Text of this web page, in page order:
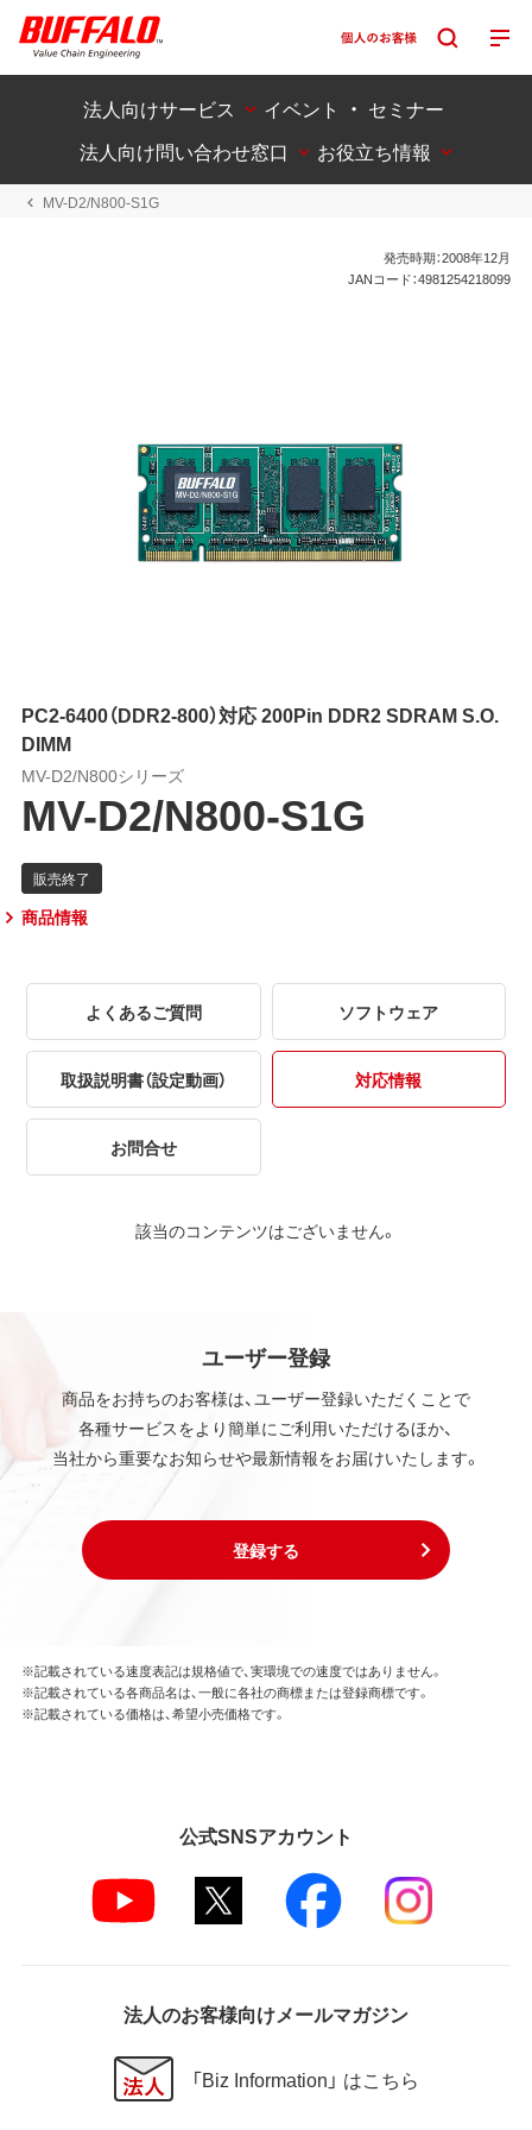
法人向けサービス
イベント ・ セミナー
法人向け問い合わせ窓口
お役立ち情報
MV-D2/N800-S1G
発売時期：2008年12月
JANコード：4981254218099
PC2-6400（DDR2-800）対応 200Pin DDR2 SDRAM S.O.
DIMM
MV-D2/N800シリーズ
MV-D2/N800-S1G
商品情報
よくあるご質問 ソフトウェア
取扱説明書（設定動画） 対応情報
お問合せ
該当のコンテンツはございません。
ユーザー登録
商品をお持ちのお客様は、ユーザー登録いただくことで
各種サービスをより簡単にご利用いただけるほか、
当社から重要なお知らせや最新情報をお届けいたします。
登録する
※記載されている速度表記は規格値で、実環境での速度ではありません。
※記載されている各商品名は、一般に各社の商標または登録商標です。
※記載されている価格は、希望小売価格です。
公式SNSアカウント
法人のお客様向けメールマガジン
「Biz Information」 はこちら